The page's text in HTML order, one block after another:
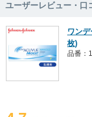
ユーザーレビュー・口
ワン
枚)
品番：